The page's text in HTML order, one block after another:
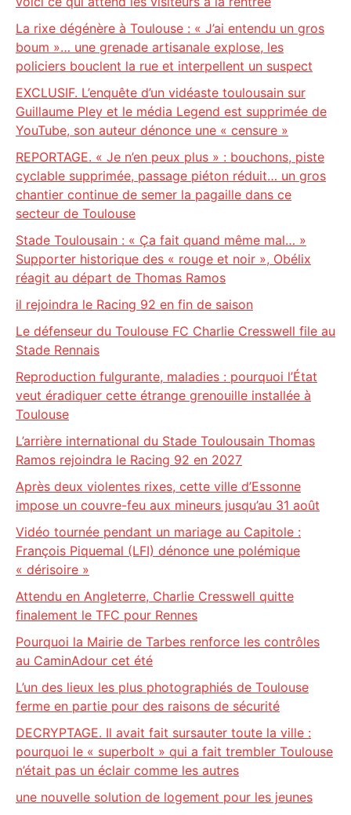
La rixe dégénère à Toulouse : « J’ai entendu un gros
boum »… une grenade artisanale explose, les
policiers bouclent la rue et interpellent un suspect
EXCLUSIF. L’enquête d’un vidéaste toulousain sur
Guillaume Pley et le média Legend est supprimée de
YouTube, son auteur dénonce une « censure »
REPORTAGE. « Je n’en peux plus » : bouchons, piste
cyclable supprimée, passage piéton réduit… un gros
chantier continue de semer la pagaille dans ce
secteur de Toulouse
Stade Toulousain : « Ça fait quand même mal… »
Supporter historique des « rouge et noir », Obélix
réagit au départ de Thomas Ramos
il rejoindra le Racing 92 en fin de saison
Le défenseur du Toulouse FC Charlie Cresswell file au
Stade Rennais
Reproduction fulgurante, maladies : pourquoi l’État
veut éradiquer cette étrange grenouille installée à
Toulouse
L’arrière international du Stade Toulousain Thomas
Ramos rejoindra le Racing 92 en 2027
Après deux violentes rixes, cette ville d’Essonne
impose un couvre-feu aux mineurs jusqu’au 31 août
Vidéo tournée pendant un mariage au Capitole :
François Piquemal (LFI) dénonce une polémique
« dérisoire »
Attendu en Angleterre, Charlie Cresswell quitte
finalement le TFC pour Rennes
Pourquoi la Mairie de Tarbes renforce les contrôles
au CaminAdour cet été
L’un des lieux les plus photographiés de Toulouse
ferme en partie pour des raisons de sécurité
DECRYPTAGE. Il avait fait sursauter toute la ville :
pourquoi le « superbolt » qui a fait trembler Toulouse
n’était pas un éclair comme les autres
une nouvelle solution de logement pour les jeunes